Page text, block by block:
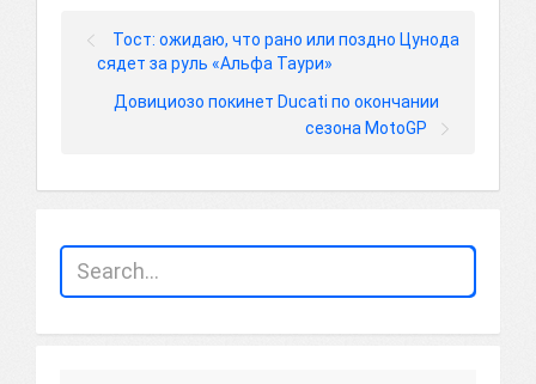
Тост: ожидаю, что рано или поздно Цунода
сядет за руль «Альфа Таури»
Довициозо покинет Ducati по окончании
сезона MotoGP